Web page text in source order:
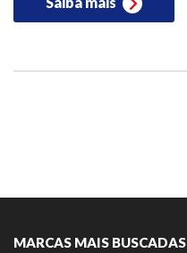
MARCAS MAIS BUSCADAS